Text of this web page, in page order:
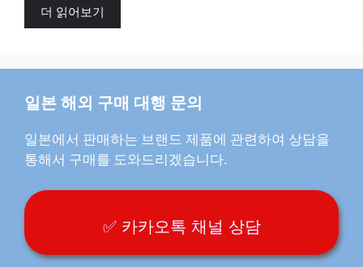
더 읽어보기
일본 해외 구매 대행 문의
일본에서 판매하는 브랜드 제품에 관련하여 상담을
통해서 구매를 도와드리겠습니다.
✅ 카카오톡 채널 상담